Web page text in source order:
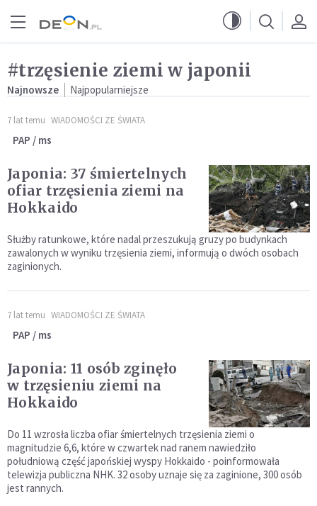
#trzęsienie ziemi w japonii
Najnowsze Najpopularniejsze
7 lat temu WIADOMOŚCI ZE ŚWIATA
PAP / ms
Japonia: 37 śmiertelnych
ofiar trzęsienia ziemi na
Hokkaido
Służby ratunkowe, które nadal przeszukują gruzy po budynkach
zawalonych w wyniku trzęsienia ziemi, informują o dwóch osobach
zaginionych.
7 lat temu WIADOMOŚCI ZE ŚWIATA
PAP / ms
Japonia: 11 osób zginęło
w trzęsieniu ziemi na
Hokkaido
Do 11 wzrosła liczba ofiar śmiertelnych trzęsienia ziemi o
magnitudzie 6,6, które w czwartek nad ranem nawiedziło
południową część japońskiej wyspy Hokkaido - poinformowała
telewizja publiczna NHK. 32 osoby uznaje się za zaginione, 300 osób
jest rannych.